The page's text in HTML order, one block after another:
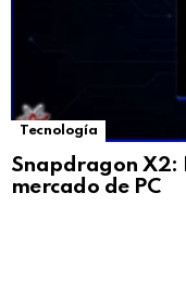
Tecnología
Snapdragon X2:
mercado de PC